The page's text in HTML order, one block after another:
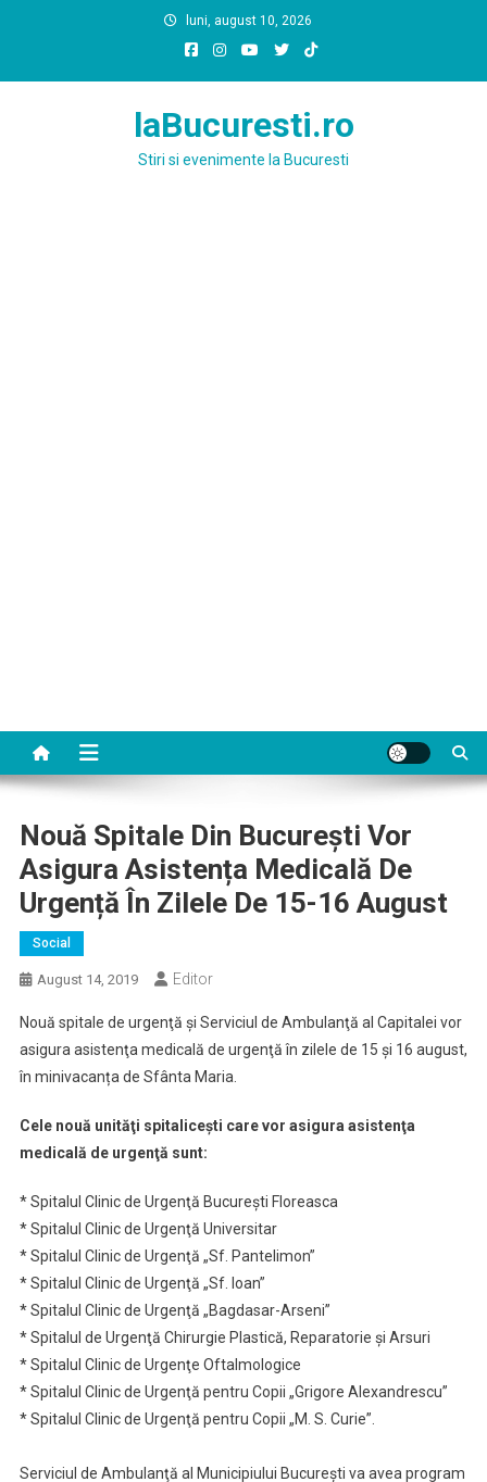
luni, august 10, 2026
laBucuresti.ro
Stiri si evenimente la Bucuresti
Nouă Spitale Din București Vor
Asigura Asistența Medicală De
Urgență În Zilele De 15-16 August
Social
August 14, 2019 Editor
Nouă spitale de urgenţă şi Serviciul de Ambulanţă al Capitalei vor
asigura asistenţa medicală de urgenţă în zilele de 15 şi 16 august,
în minivacanța de Sfânta Maria.
Cele nouă unităţi spitaliceşti care vor asigura asistenţa
medicală de urgenţă sunt:
* Spitalul Clinic de Urgenţă Bucureşti Floreasca
* Spitalul Clinic de Urgenţă Universitar
* Spitalul Clinic de Urgenţă „Sf. Pantelimon”
* Spitalul Clinic de Urgenţă „Sf. Ioan”
* Spitalul Clinic de Urgenţă „Bagdasar-Arseni”
* Spitalul de Urgenţă Chirurgie Plastică, Reparatorie şi Arsuri
* Spitalul Clinic de Urgenţe Oftalmologice
* Spitalul Clinic de Urgenţă pentru Copii „Grigore Alexandrescu”
* Spitalul Clinic de Urgenţă pentru Copii „M. S. Curie”.
Serviciul de Ambulanţă al Municipiului Bucureşti va avea program